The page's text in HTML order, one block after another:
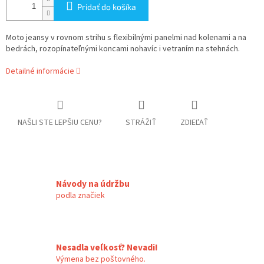
Pridať do košíka
Moto jeansy v rovnom strihu s flexibilnými panelmi nad kolenami a na
bedrách, rozopínateľnými koncami nohavíc i vetraním na stehnách.
Detailné informácie
NAŠLI STE LEPŠIU CENU? STRÁŽIŤ ZDIEĽAŤ
Návody na údržbu
podla značiek
Nesadla veľkosť? Nevadi!
Výmena bez poštovného.